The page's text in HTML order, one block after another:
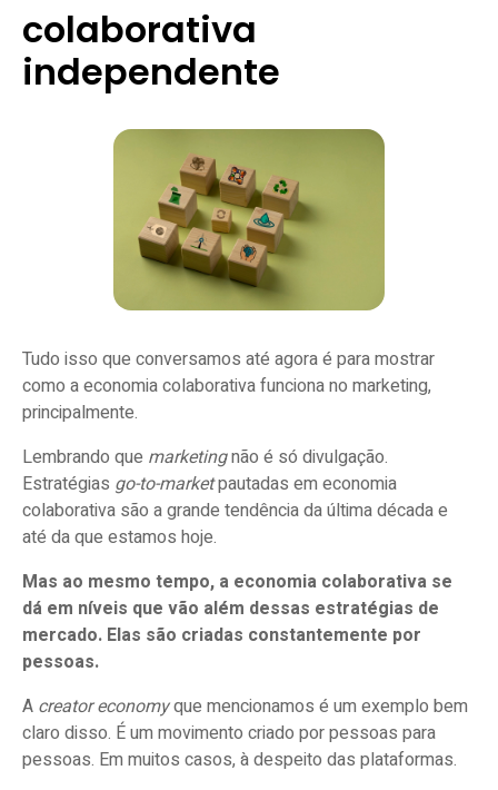
colaborativa
independente
Tudo isso que conversamos até agora é para mostrar
como a economia colaborativa funciona no marketing,
principalmente.
Lembrando que marketingnão é só divulgação.
Estratégias go-to-marketpautadas em economia
colaborativa são a grande tendência da última década e
até da que estamos hoje.
Mas ao mesmo tempo, a economia colaborativa se
dá em níveis que vão além dessas estratégias de
mercado. Elas são criadas constantemente por
pessoas.
A creator economyque mencionamos é um exemplo bem
claro disso. É um movimento criado por pessoas para
pessoas. Em muitos casos, à despeito das plataformas.